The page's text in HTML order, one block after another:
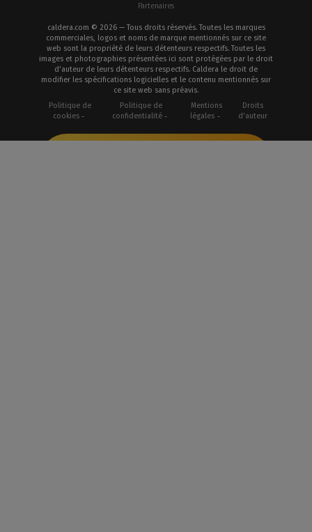
Partenaires
caldera.com © 2026 — Tous droits réservés. Toutes les marques
commerciales, logos et noms de marque mentionnés sur ce site
web sont la propriété de leurs détenteurs respectifs. Toutes les
images et photographies présentées ici sont protégées par le droit
d'auteur de leurs détenteurs respectifs. Caldera le droit de
modifier les spécifications logicielles et le contenu mentionnés sur
ce site web sans préavis.
Politique de
cookies
Politique de
confidentialité
Mentions
légales
Droits
d'auteur